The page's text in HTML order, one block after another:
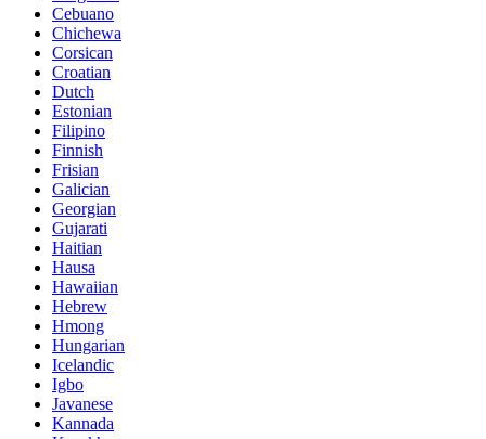
Cebuano
Chichewa
Corsican
Croatian
Dutch
Estonian
Filipino
Finnish
Frisian
Galician
Georgian
Gujarati
Haitian
Hausa
Hawaiian
Hebrew
Hmong
Hungarian
Icelandic
Igbo
Javanese
Kannada